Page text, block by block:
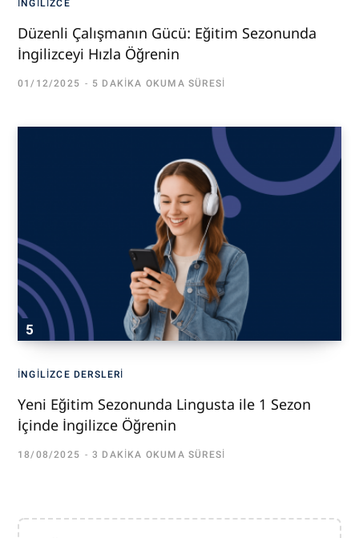
İNGILIZCE
Düzenli Çalışmanın Gücü: Eğitim Sezonunda
İngilizceyi Hızla Öğrenin
01/12/2025 5 DAKIKA OKUMA SÜRESI
İNGILIZCE DERSLERI
Yeni Eğitim Sezonunda Lingusta ile 1 Sezon
İçinde İngilizce Öğrenin
18/08/2025 3 DAKIKA OKUMA SÜRESI